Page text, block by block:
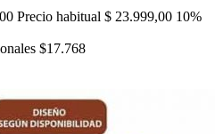
Precio habitual $ 23.999,00 10%
$17.768